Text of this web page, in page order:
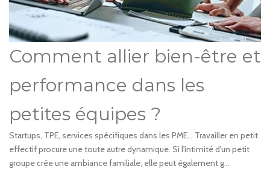
Comment allier bien-être et
performance dans les
petites équipes ?
Startups, TPE, services spécifiques dans les PME… Travailler en petit
effectif procure une toute autre dynamique. Si l'intimité d'un petit
groupe crée une ambiance familiale, elle peut également g...